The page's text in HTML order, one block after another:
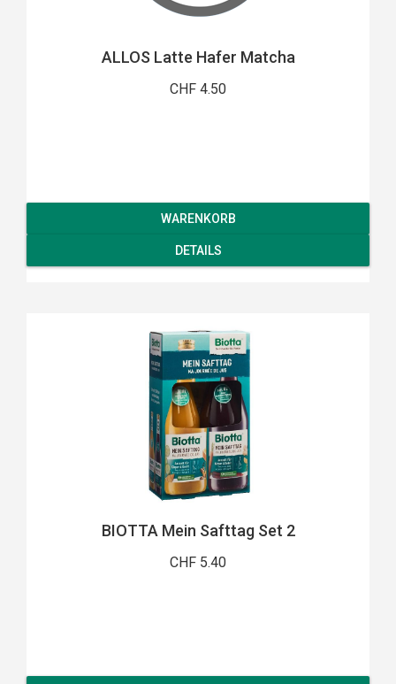
ALLOS Latte Hafer Matcha
CHF 4.50
WARENKORB
DETAILS
BIOTTA Mein Safttag Set 2
CHF 5.40